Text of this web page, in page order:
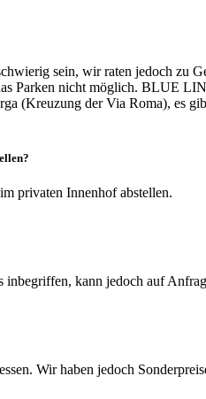
sein, wir raten jedoch
Parken nicht möglich. BLUE
(Kreuzung der Via Roma), es
privaten Innenhof abstellen.
kann jedoch auf
Wir haben jedoch